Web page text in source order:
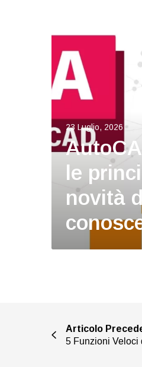
23 Luglio, 2026
le
novità
Articolo
5 Funzioni Veloci